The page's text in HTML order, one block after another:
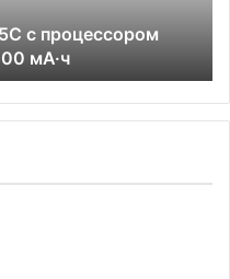
с процессором
мА·ч